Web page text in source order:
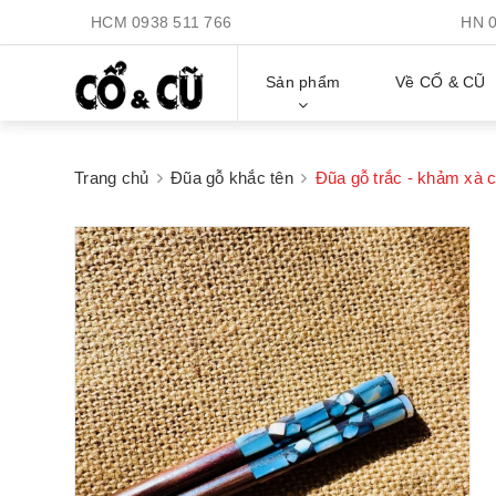
HCM 0938 511 766 HN
Sản phẩm Về CỔ & CŨ
Trang chủ Đũa gỗ khắc tên Đũa gỗ trắc - khảm xà